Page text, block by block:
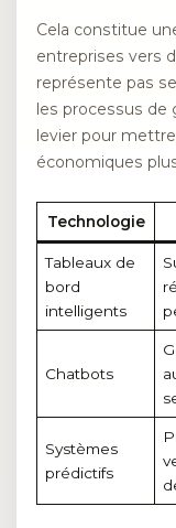
Cela constitue
entreprises vers
représente pas
les processus de
levier pour
économiques
Technologie
Tableaux de
bord
intelligents
Chatbots
Systèmes
prédictifs